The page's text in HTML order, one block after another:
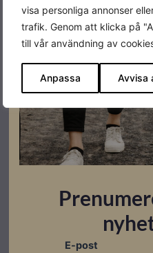
visa personliga annonser
trafik. Genom att klicka på
till vår användning av
Anpassa Avvisa
Datablad
Datablad
Quick start guide
Relaterade
E-post